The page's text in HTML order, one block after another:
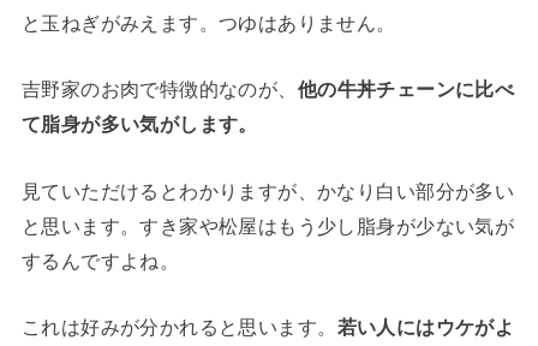
と玉ねぎがみえます。つゆはありません。
吉野家のお肉で特徴的なのが、 他の牛丼チェーンに比べ
て脂身が多い気がします。
見ていただけるとわかりますが、かなり白い部分が多い
と思います。すき家や松屋はもう少し脂身が少ない気が
するんですよね。
これは好みが分かれると思います。 若い人にはウケがよ